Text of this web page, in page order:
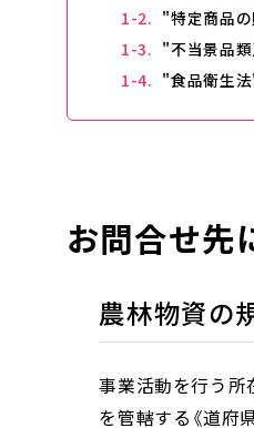
"特定商品
"不当景品
"食品衛生
お問合せ先
農林物資の
事業活動を行う所
を管轄する《道府